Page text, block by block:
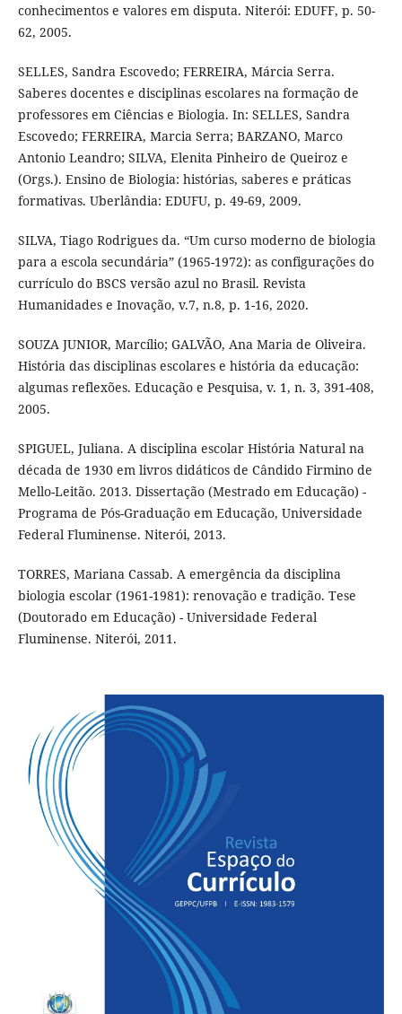
conhecimentos e valores em disputa. Niterói: EDUFF, p. 50-
62, 2005.
SELLES, Sandra Escovedo; FERREIRA, Márcia Serra.
Saberes docentes e disciplinas escolares na formação de
professores em Ciências e Biologia. In: SELLES, Sandra
Escovedo; FERREIRA, Marcia Serra; BARZANO, Marco
Antonio Leandro; SILVA, Elenita Pinheiro de Queiroz e
(Orgs.). Ensino de Biologia: histórias, saberes e práticas
formativas. Uberlândia: EDUFU, p. 49-69, 2009.
SILVA, Tiago Rodrigues da. “Um curso moderno de biologia
para a escola secundária” (1965-1972): as configurações do
currículo do BSCS versão azul no Brasil. Revista
Humanidades e Inovação, v.7, n.8, p. 1-16, 2020.
SOUZA JUNIOR, Marcílio; GALVÃO, Ana Maria de Oliveira.
História das disciplinas escolares e história da educação:
algumas reflexões. Educação e Pesquisa, v. 1, n. 3, 391-408,
2005.
SPIGUEL, Juliana. A disciplina escolar História Natural na
década de 1930 em livros didáticos de Cândido Firmino de
Mello-Leitão. 2013. Dissertação (Mestrado em Educação) -
Programa de Pós-Graduação em Educação, Universidade
Federal Fluminense. Niterói, 2013.
TORRES, Mariana Cassab. A emergência da disciplina
biologia escolar (1961-1981): renovação e tradição. Tese
(Doutorado em Educação) - Universidade Federal
Fluminense. Niterói, 2011.